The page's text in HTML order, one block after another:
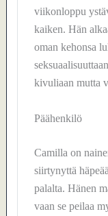
viikonloppu
kaiken. Hän
oman kehonsa
kivuliaan mutta
Päähenkilö
Camilla on
siirtynyttä
palalta. Hänen
vaan se peilaa